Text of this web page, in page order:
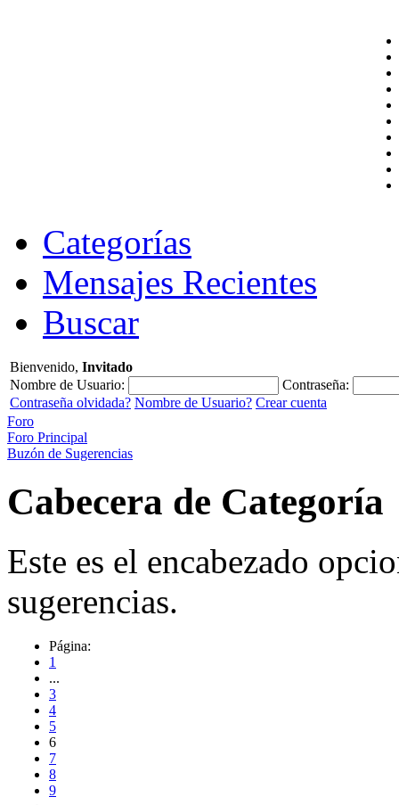
Categorías
Mensajes Recientes
Buscar
Bienvenido, Invitado
Nombre de Usuario:
Contraseña:
Contraseña olvidada? Nombre de Usuario? Crear cuenta
Foro
Foro Principal
Buzón de Sugerencias
Cabecera de Categoría
Este es el encabezado
sugerencias.
Página:
1
...
3
4
5
6
7
8
9